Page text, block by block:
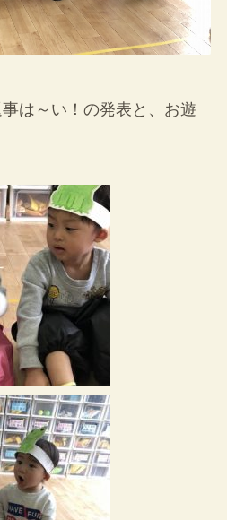
は～い！の発表と、お遊